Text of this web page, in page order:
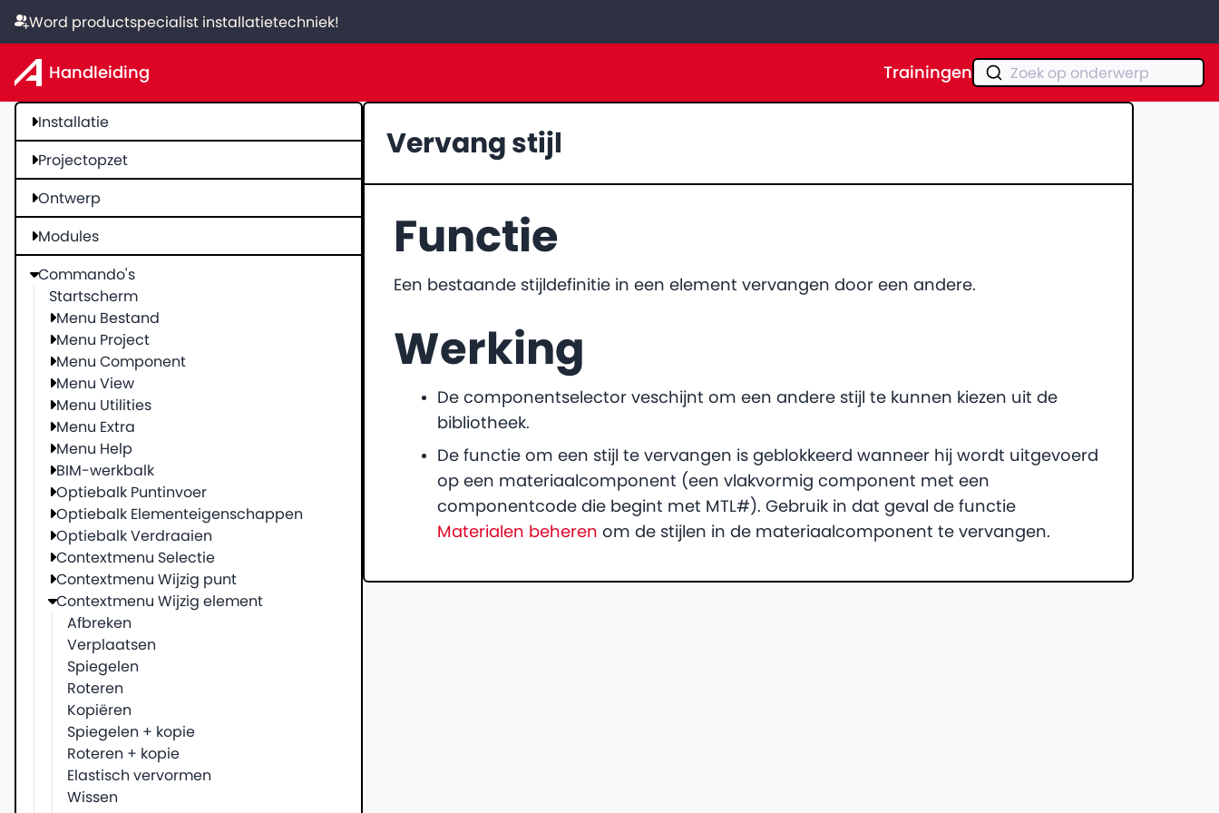
Word productspecialist installatietechniek!
Handleiding Trainingen Zoek op onderwerp
Installatie
Projectopzet
Ontwerp
Modules
Commando's
Startscherm
Menu Bestand
Menu Project
Menu Component
Menu View
Menu Utilities
Menu Extra
Menu Help
BIM-werkbalk
Optiebalk Puntinvoer
Optiebalk Elementeigenschappen
Optiebalk Verdraaien
Contextmenu Selectie
Contextmenu Wijzig punt
Contextmenu Wijzig element
Afbreken
Verplaatsen
Spiegelen
Roteren
Kopiëren
Spiegelen + kopie
Roteren + kopie
Elastisch vervormen
Wissen
Vervang stijl
Functie
Een bestaande stijldefinitie in een element vervangen door een andere.
Werking
De componentselector veschijnt om een andere stijl te kunnen kiezen uit de
bibliotheek.
De functie om een stijl te vervangen is geblokkeerd wanneer hij wordt uitgevoerd
op een materiaalcomponent (een vlakvormig component met een
componentcode die begint met MTL#). Gebruik in dat geval de functie
Materialen beheren om de stijlen in de materiaalcomponent te vervangen.